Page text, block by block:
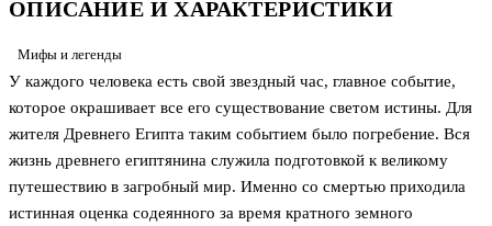
ОПИСАНИЕ И ХАРАКТЕРИСТИКИ
Мифы и легенды
У каждого человека есть свой звездный час, главное событие,
которое окрашивает все его существование светом истины. Для
жителя Древнего Египта таким событием было погребение. Вся
жизнь древнего египтянина служила подготовкой к великому
путешествию в загробный мир. Именно со смертью приходила
истинная оценка содеянного за время кратного земного